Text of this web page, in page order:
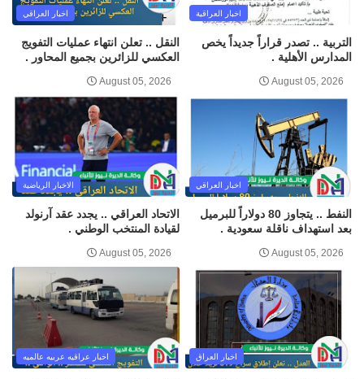
اخبار العراقية
التربية .. تصدر قراراً جديداً يخص
المدارس الأهلية .
August 05, 2026
اخبار العراقي
النقل .. تعلن انتهاء عمليات التفويج
العكسي للزائرين بجميع المحاور .
August 05, 2026
اخبار العراقي
النفط .. يتجاوز 80 دولاراً للبرميل
بعد استهداف ناقلة سعودية .
August 05, 2026
الاخبار الرياضية
الاتحاد العراقي .. يجدد عقد آرنولد
لقيادة المنتخب الوطني .
August 05, 2026
اخبار العراق اخبار عراقيه عربيه عالميه